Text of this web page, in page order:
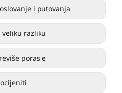
i putovanja
veliku razliku
porasle